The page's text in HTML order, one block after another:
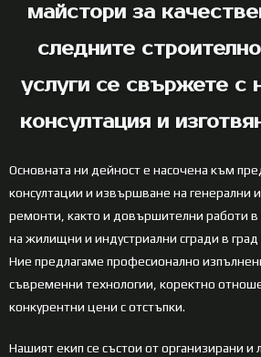
майстори за
следните
услуги се свържете с
консултация и
Основната ни дейност е насочена към
консултации и извършване на генерални
ремонти, както и довършителни работи в
на жилищни и индустриални сгради в
Ние предлагаме професионално
съвременни технологии, коректно
конкурентни цени с отстъпки.
Нашият екип се състои от организирани и